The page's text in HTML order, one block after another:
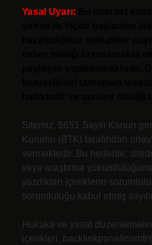
Yasal Uyarı:
Sitemiz, 5651 Sayılı Kanun
Kurumu (BTK) tarafından
vermektedir. Bu nedenle,
veya araştırma
yazdıkları içeriklerin
sorumluluğu kabul etmiş
Hukuka ve yasal
içerikleri,